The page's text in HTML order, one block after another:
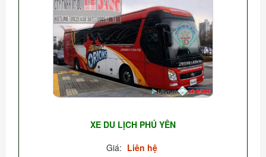
XE DU LỊCH PHÚ YÊN
Giá: Liên hệ